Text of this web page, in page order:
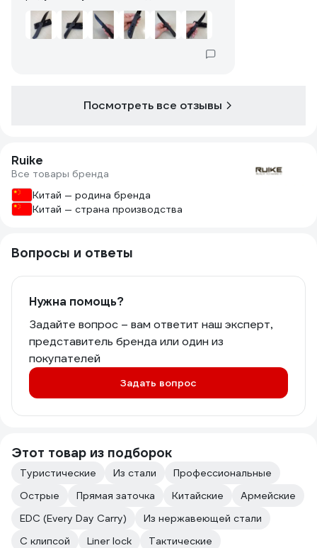
Посмотреть все отзывы
Ruike
Все товары бренда
Китай — родина бренда
Китай — страна производства
Вопросы и ответы
Нужна помощь?
Задайте вопрос – вам ответит наш эксперт,
представитель бренда или один из
покупателей
Задать вопрос
Этот товар из подборок
Туристические Из стали
Профессиональные
Острые
Прямая заточка Китайские
Армейские
EDC (Every Day Carry)
Из нержавеющей стали
C клипсой
Liner lock
Тактические